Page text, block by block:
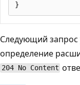
Следующий запрос
определение
204 No Content